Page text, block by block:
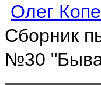
Олег
Сборник
№30